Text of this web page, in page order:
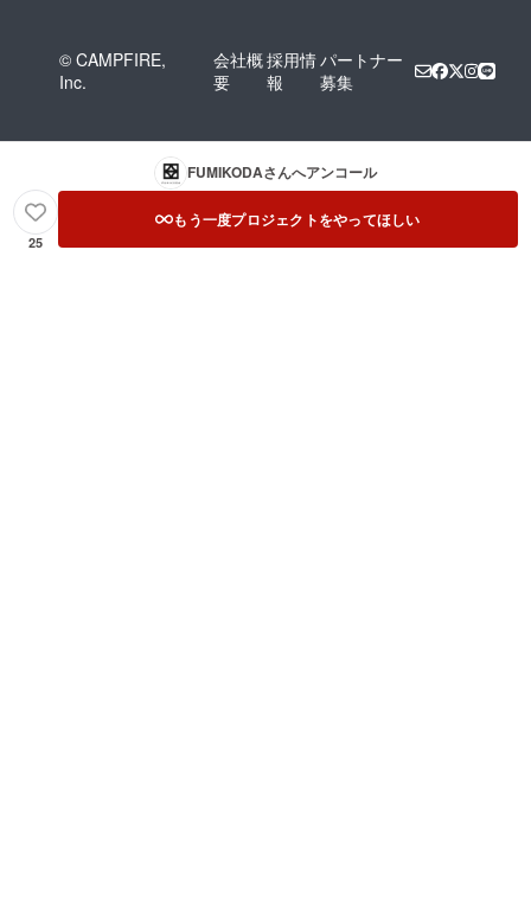
© CAMPFIRE,
Inc.
会社概
要
採用情
報
パートナー
募集
FUMIKODAさんへアンコール
25
もう一度プロジェクトをやってほしい